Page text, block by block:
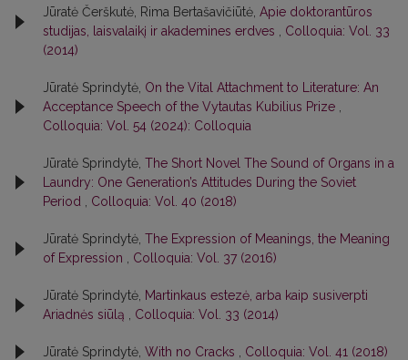
Jūratė Čerškutė, Rima Bertašavičiūtė, Apie doktorantūros
studijas, laisvalaikį ir akademines erdves
Colloquia: Vol. 33
(2014)
Jūratė Sprindytė, On the Vital Attachment to Literature: An
Acceptance Speech of the Vytautas Kubilius Prize
Colloquia: Vol. 54 (2024): Colloquia
Jūratė Sprindytė, The Short Novel The Sound of Organs in a
Laundry: One Generation’s Attitudes During the Soviet
Period
Colloquia: Vol. 40 (2018)
Jūratė Sprindytė, The Expression of Meanings, the Meaning
of Expression
Colloquia: Vol. 37 (2016)
Jūratė Sprindytė, Martinkaus estezė, arba kaip susiverpti
Ariadnės siūlą
Colloquia: Vol. 33 (2014)
Jūratė Sprindytė, With no Cracks Colloquia: Vol. 41 (2018)